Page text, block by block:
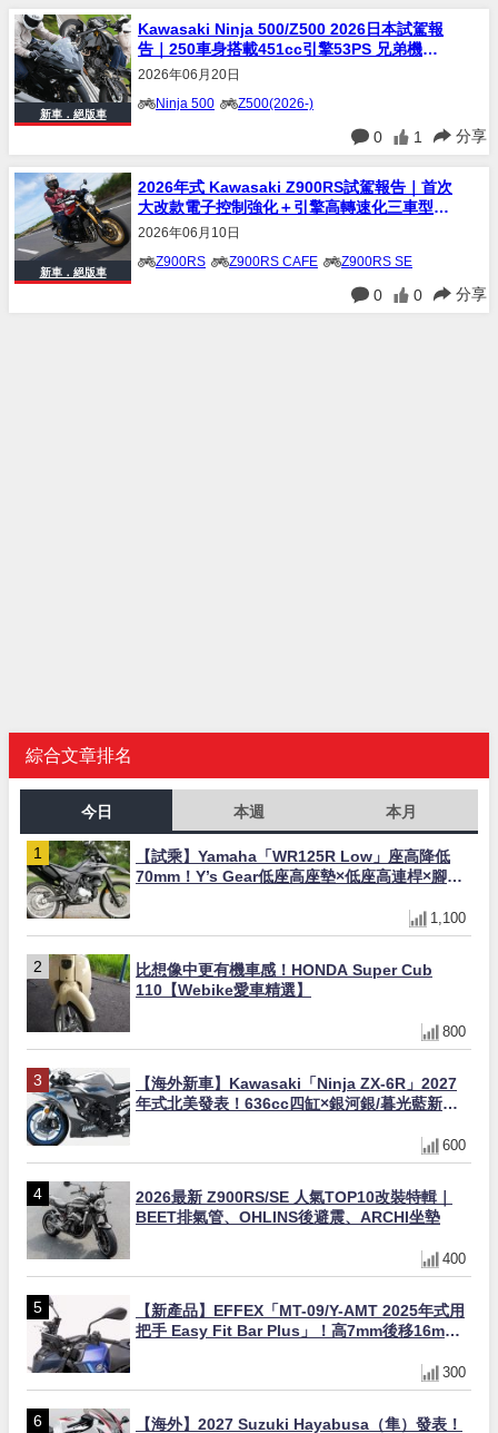
新車．絕版車
Kawasaki Ninja 500/Z500 2026日本試駕報
告｜250車身搭載451cc引擎53PS 兄弟機解
析
2026年06月20日
Ninja 500 Z500(2026-)
0 1 分享
新車．絕版車
2026年式 Kawasaki Z900RS試駕報告｜首次
大改款電子控制強化＋引擎高轉速化三車型完
整解析
2026年06月10日
Z900RS Z900RS CAFE Z900RS SE
0 0 分享
綜合文章排名
今日 本週 本月
【試乘】Yamaha「WR125R Low」座高降低
70mm！Y’s Gear低座高座墊×低座高連桿×腳踏
1,100
比想像中更有機車感！HONDA Super Cub
110【Webike愛車精選】
800
【海外新車】Kawasaki「Ninja ZX-6R」2027
年式北美發表！636cc四缸×銀河銀/暮光藍新色
600
2026最新 Z900RS/SE 人氣TOP10改裝特輯｜
BEET排氣管、OHLINS後避震、ARCHI坐墊
400
【新產品】EFFEX「MT-09/Y-AMT 2025年式用
把手 Easy Fit Bar Plus」！高7mm後移16mm
300
【海外】2027 Suzuki Hayabusa（隼）發表！